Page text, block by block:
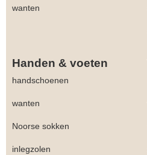
wanten
Handen & voeten
handschoenen
wanten
Noorse sokken
inlegzolen